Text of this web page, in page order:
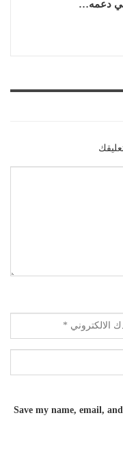
دعمه…
Save my name, email,